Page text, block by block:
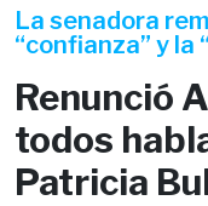
La senadora
“confianza” y la
Renunció
todos
Patricia